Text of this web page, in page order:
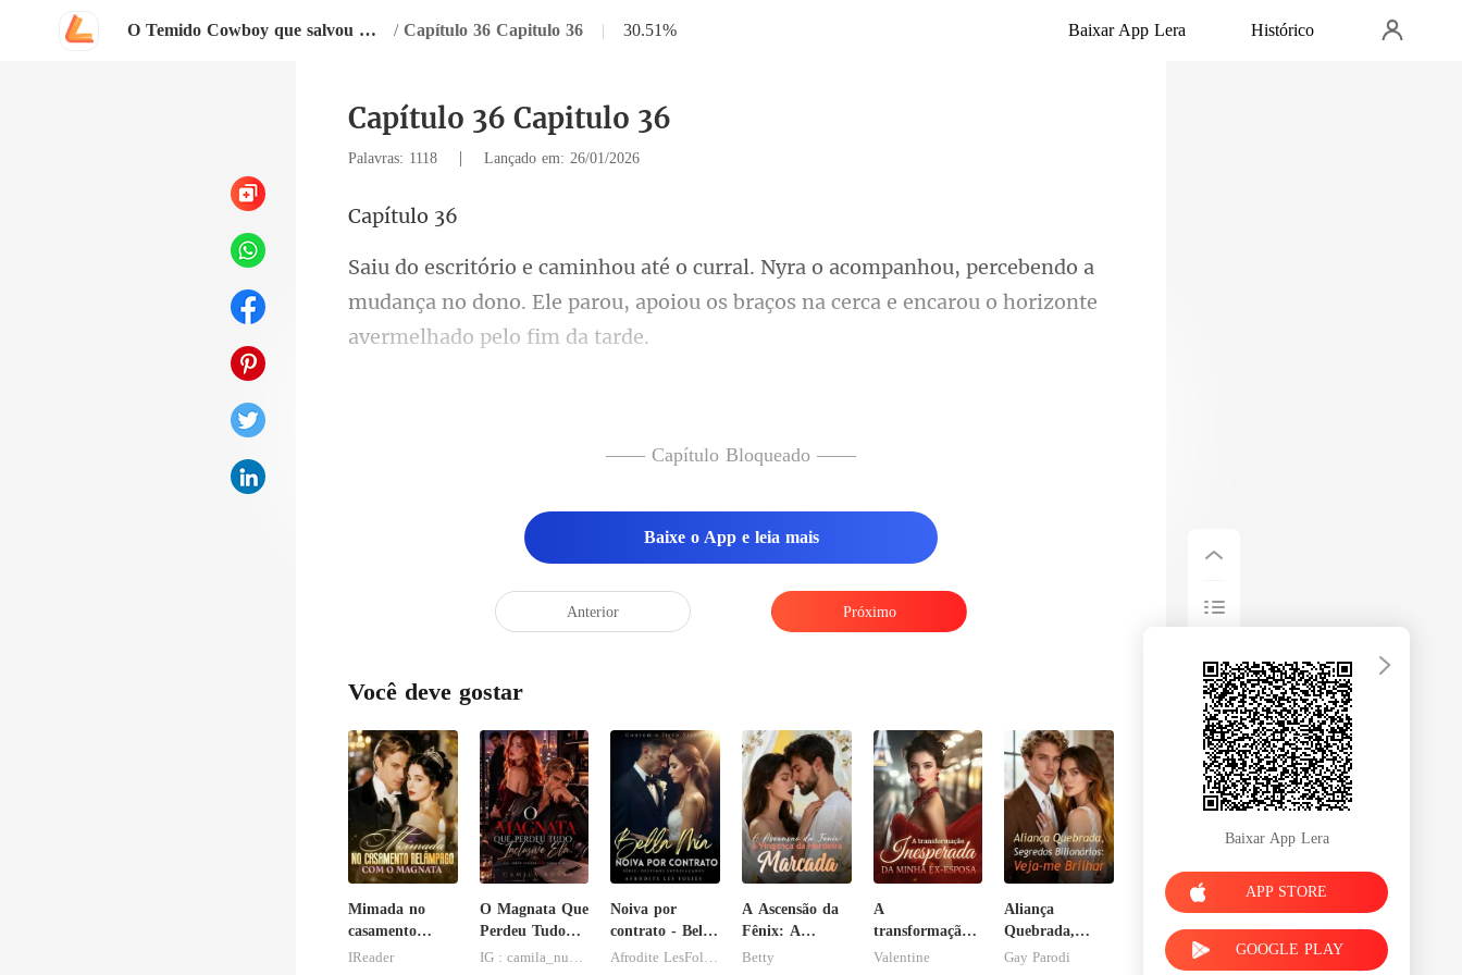
O Temido Cowboy que salvou minha vida / Capítulo 36 Capitulo 36 | 30.51% Baixar App Lera Histórico
Capítulo 36 Capitulo 36
Palavras: 1118 | Lançado em: 26/01/2026
ítu
u, percebendo a
mudança no dono. Ele parou, apoiou os braços
—— Capítulo Bloqueado ——
Baixe o App e leia mais
Anterior Próximo
Você deve gostar
Mimada no
casamento
relâmpago com
IReader
O Magnata Que
Perdeu Tudo
Inclusive Ela
Noiva por
contrato - Bella
Mia
A Ascensão da
Fênix: A
Vingança da
Betty
A
transformação
inesperada da
Valentine
Aliança
Quebrada,
Segredos
Gay Parodi
Baixar App Lera
APP STORE
GOOGLE PLAY